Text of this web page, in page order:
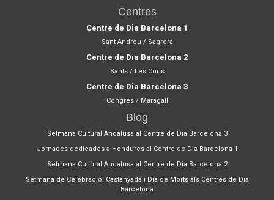
Centres
Centre de Dia Barcelona 1
Sant Andreu / Sagrera
Centre de Dia Barcelona 2
Sants / Les Corts
Centre de Dia Barcelona 3
Congrés / Maragall
Blog
Setmana Cultural Andalusa al Centre de Dia Barcelona 3
Jornades dedicades a Hondures al Centre de Dia Barcelona 1
Setmana Cultural Andalusa al Centre de Dia Barcelona 2
Setmana de Celebració: Castanyada i Dia de Morts als Centres de Dia
Barcelona